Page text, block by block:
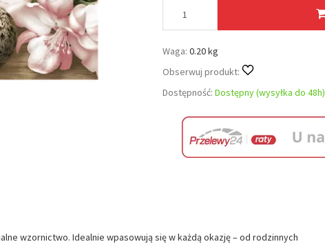
Waga: 0.20 kg
Obserwuj produkt:
Dostępność: Dostępny (wysyłka do 48h)
wzornictwo. Idealnie wpasowują się w każdą okazję – od rodzinnych